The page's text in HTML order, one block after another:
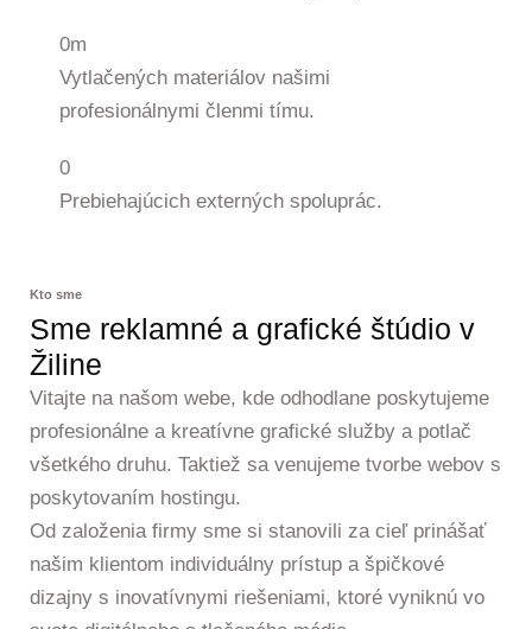
0m
Vytlačených materiálov našimi
profesionálnymi členmi tímu.
0
Prebiehajúcich externých spoluprác.
Kto sme
Sme reklamné a grafické štúdio v
Žiline
Vitajte na našom webe, kde odhodlane poskytujeme
profesionálne a kreatívne grafické služby a potlač
všetkého druhu. Taktiež sa venujeme tvorbe webov s
poskytovaním hostingu.
Od založenia firmy sme si stanovili za cieľ prinášať
našim klientom individuálny prístup a špičkové
dizajny s inovatívnymi riešeniami, ktoré vyniknú vo